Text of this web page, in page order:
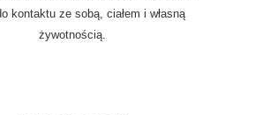
kontaktu ze sobą, ciałem i własną
żywotnością.